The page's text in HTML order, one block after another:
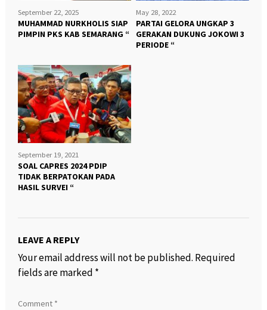
September 22, 2025
MUHAMMAD NURKHOLIS SIAP
PIMPIN PKS KAB SEMARANG “
May 28, 2022
PARTAI GELORA UNGKAP 3
GERAKAN DUKUNG JOKOWI 3
PERIODE “
September 19, 2021
SOAL CAPRES 2024 PDIP
TIDAK BERPATOKAN PADA
HASIL SURVEI “
LEAVE A REPLY
Your email address will not be published. Required
fields are marked *
Comment *